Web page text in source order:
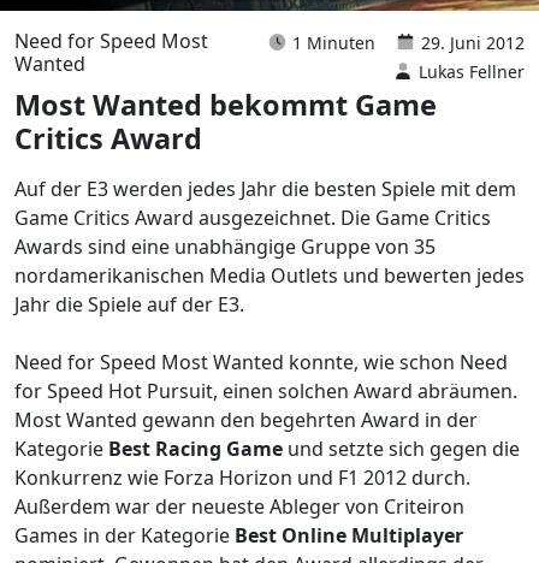
Need for Speed Most
Wanted
1 Minuten
29. Juni 2012
Lukas Fellner
Most Wanted bekommt Game
Critics Award
Auf der E3 werden jedes Jahr die besten Spiele mit dem
Game Critics Award ausgezeichnet. Die Game Critics
Awards sind eine unabhängige Gruppe von 35
nordamerikanischen Media Outlets und bewerten jedes
Jahr die Spiele auf der E3.
Need for Speed Most Wanted konnte, wie schon Need
for Speed Hot Pursuit, einen solchen Award abräumen.
Most Wanted gewann den begehrten Award in der
Kategorie Best Racing Game und setzte sich gegen die
Konkurrenz wie Forza Horizon und F1 2012 durch.
Außerdem war der neueste Ableger von Criteiron
Games in der Kategorie Best Online Multiplayer